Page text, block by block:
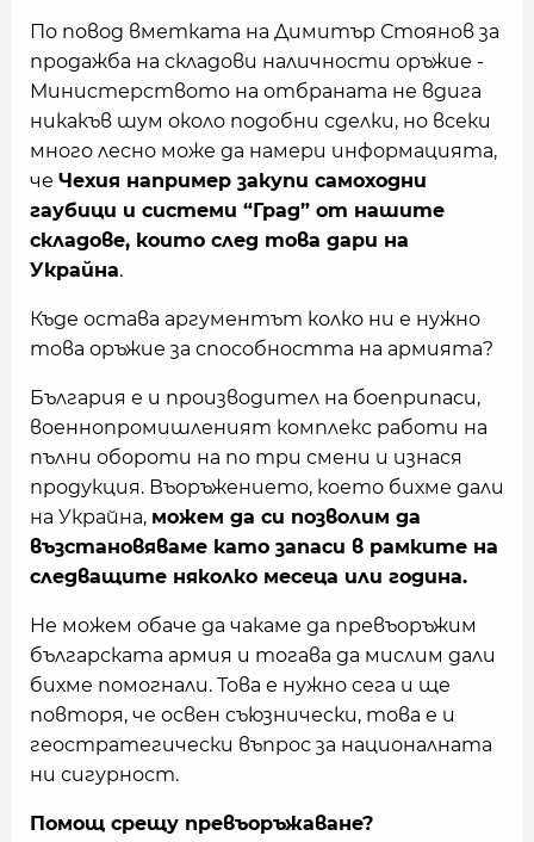
По повод вметката на Димитър Стоянов за
продажба на складови наличности оръжие -
Министерството на отбраната не вдига
никакъв шум около подобни сделки, но всеки
много лесно може да намери информацията,
че Чехия например закупи самоходни
гаубици и системи “Град” от нашите
складове, които след това дари на
Украйна.
Къде остава аргументът колко ни е нужно
това оръжие за способността на армията?
България е и производител на боеприпаси,
военнопромишленият комплекс работи на
пълни обороти на по три смени и изнася
продукция. Въоръжението, което бихме дали
на Украйна, можем да си позволим да
възстановяваме като запаси в рамките на
следващите няколко месеца или година.
Не можем обаче да чакаме да превъоръжим
българската армия и тогава да мислим дали
бихме помогнали. Това е нужно сега и ще
повторя, че освен съюзнически, това е и
геостратегически въпрос за националната
ни сигурност.
Помощ срещу превъоръжаване?